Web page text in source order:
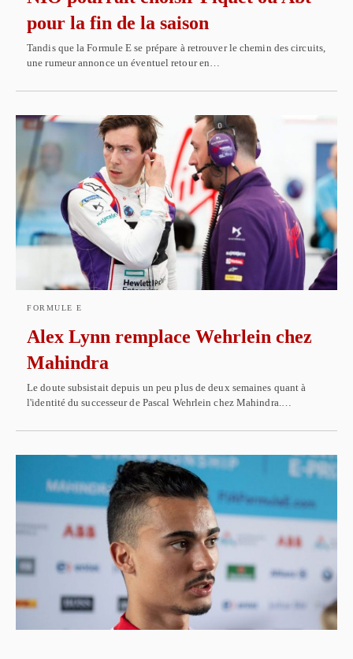
pour la fin de la saison
Tandis que la Formule E se prépare à retrouver le chemin des circuits,
une rumeur annonce un éventuel retour en…
FORMULE E
Alex Lynn remplace Wehrlein chez
Mahindra
Le doute subsistait depuis un peu plus de deux semaines quant à
l'identité du successeur de Pascal Wehrlein chez Mahindra.…